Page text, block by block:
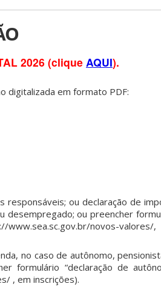
2026 (clique AQUI).
digitalizada em formato PDF:
responsáveis; ou declaração de
desempregado; ou preencher
novos-valores/
no caso de autônomo,
formulário “declaração de
, em inscrições).